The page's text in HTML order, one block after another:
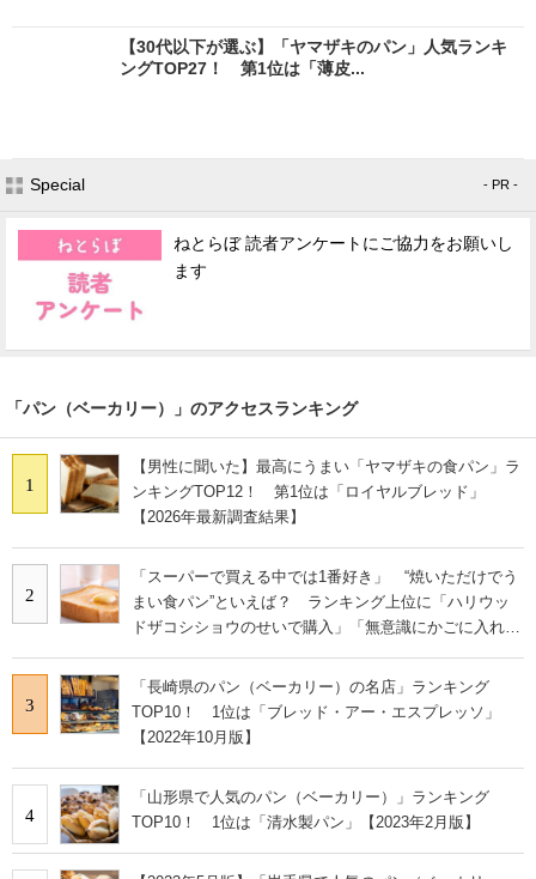
【30代以下が選ぶ】「ヤマザキのパン」人気ランキ
ングTOP27！ 第1位は「薄皮...
Special - PR -
ねとらぼ 読者アンケートにご協力をお願いし
ます
「パン（ベーカリー）」のアクセスランキング
1
【男性に聞いた】最高にうまい「ヤマザキの食パン」ラ
ンキングTOP12！ 第1位は「ロイヤルブレッド」
【2026年最新調査結果】
2
「スーパーで買える中では1番好き」 “焼いただけでう
まい食パン”といえば？ ランキング上位に「ハリウッ
ドザコシショウのせいで購入」「無意識にかごに入れて
3
「長崎県のパン（ベーカリー）の名店」ランキング
TOP10！ 1位は「ブレッド・アー・エスプレッソ」
【2022年10月版】
4
「山形県で人気のパン（ベーカリー）」ランキング
TOP10！ 1位は「清水製パン」【2023年2月版】